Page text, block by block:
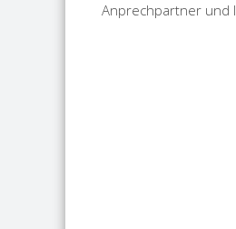
Anprechpartner und